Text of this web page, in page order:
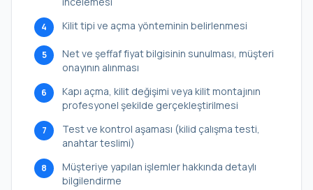
4 Kilit tipi ve açma yönteminin belirlenmesi
5
Net ve şeffaf fiyat bilgisinin sunulması, müşteri
onayının alınması
6
Kapı açma, kilit değişimi veya kilit montajının
profesyonel şekilde gerçekleştirilmesi
7
Test ve kontrol aşaması (kilid çalışma testi,
anahtar teslimi)
8
Müşteriye yapılan işlemler hakkında detaylı
bilgilendirme